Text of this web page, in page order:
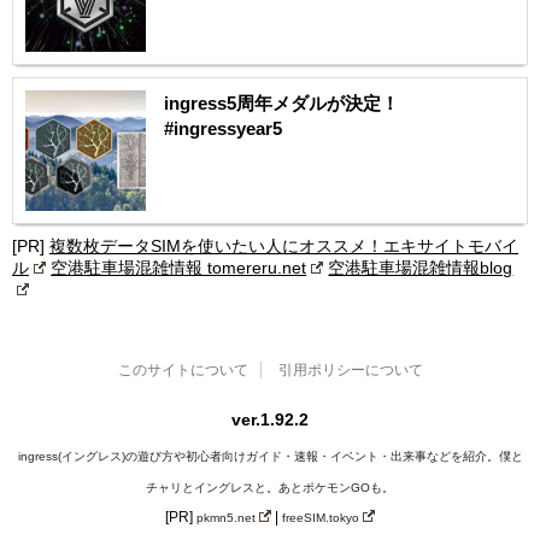
ingress5周年メダルが決定！
#ingressyear5
[PR] 複数枚データSIMを使いたい人にオススメ！エキサイトモバイ
ル
空港駐車場混雑情報 tomereru.net 空港駐車場混雑情報blog
このサイトについて 引用ポリシーについて
ver.1.92.2
ingress(イングレス)の遊び方や初心者向けガイド・速報・イベント・出来事などを紹介。僕と
チャリとイングレスと。あとポケモンGOも。
[PR]pkmn5.net | freeSIM.tokyo